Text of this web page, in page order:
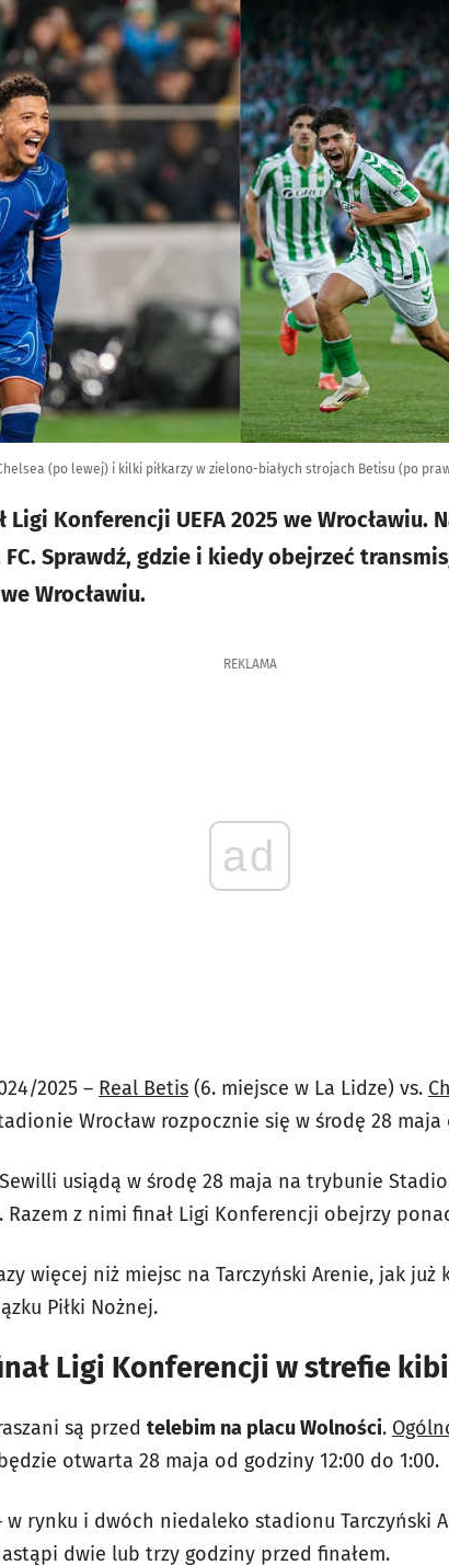
(po lewej) i kilki piłkarzy w zielono-białych strojach Betisu (po
Ligi Konferencji UEFA 2025 we Wrocławiu.
Sprawdź, gdzie i kiedy obejrzeć
Wrocławiu.
REKLAMA
ad
2025 – Real Betis (6. miejsce w La Lidze) vs.
Wrocław rozpocznie się w środę 28 maja
usiądą w środę 28 maja na trybunie
z nimi finał Ligi Konferencji obejrzy
więcej niż miejsc na Tarczyński Arenie, jak
Piłki Nożnej.
Ligi Konferencji w strefie
są przed telebim na placu Wolności.
otwarta 28 maja od godziny 12:00 do 1:00.
w rynku i dwóch niedaleko stadionu Tarczyński
dwie lub trzy godziny przed finałem.